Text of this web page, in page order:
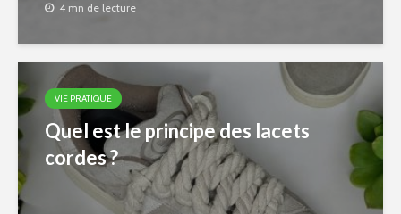
4 mn de lecture
VIE PRATIQUE
Quel est le principe des lacets
cordes ?